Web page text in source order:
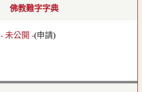
佛教難字字典
- 未公開 -(申請)